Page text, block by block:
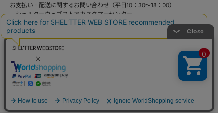
に戻る
お支払い・配送に関するお問い合わせ（平日10：30～18：00）
シェルターウェブストアカスタマーセンター
0800-123-6820
商品の素材、サイズ、仕様等に関するお問い合せ（平日10：30～18：00）
バロックジャパンリミテッドコールセンター
03-6730-9191
BAROQUE JAPAN LIMITED